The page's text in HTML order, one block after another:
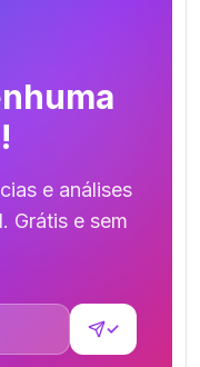
e análises
Grátis e sem
✓